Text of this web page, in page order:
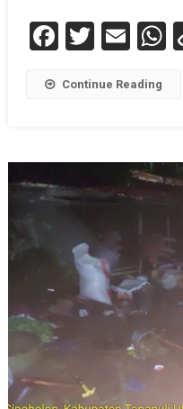
Facebook
Twitter
Continue Reading